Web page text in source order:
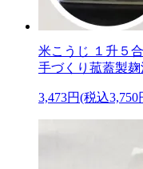
米こうじ １升５合
手づくり菰蓋製麹
3,473円(税込3,750